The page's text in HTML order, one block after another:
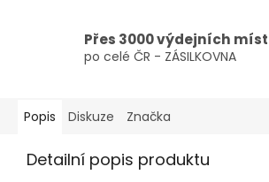
Přes 3000 výdejních míst
po celé ČR - ZÁSILKOVNA
Popis Diskuze Značka
Detailní popis produktu